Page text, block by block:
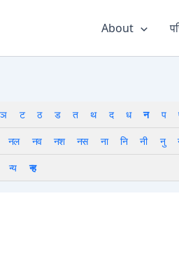
About
ञ ट ठ ड त थ द ध न प
नल नव नश नस ना नि नी नु
न्य
न्ह